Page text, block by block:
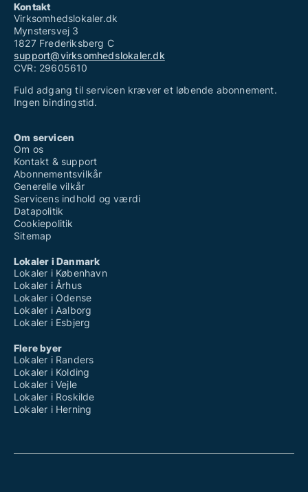
Kontakt
Virksomhedslokaler.dk
Mynstersvej 3
1827 Frederiksberg C
support@virksomhedslokaler.dk
CVR: 29605610
Fuld adgang til servicen kræver et løbende abonnement.
Ingen bindingstid.
Om servicen
Om os
Kontakt & support
Abonnementsvilkår
Generelle vilkår
Servicens indhold og værdi
Datapolitik
Cookiepolitik
Sitemap
Lokaler i Danmark
Lokaler i København
Lokaler i Århus
Lokaler i Odense
Lokaler i Aalborg
Lokaler i Esbjerg
Flere byer
Lokaler i Randers
Lokaler i Kolding
Lokaler i Vejle
Lokaler i Roskilde
Lokaler i Herning